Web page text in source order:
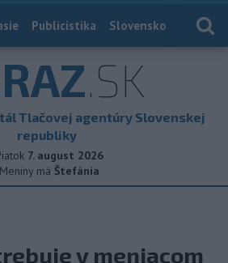
Publicistika Slovensko
.SK
Tlačovej agentúry Slovenskej
republiky
7. august 2026
Meniny má Štefánia
v meniacom